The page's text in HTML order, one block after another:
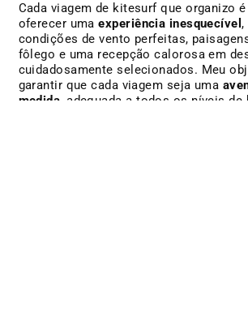
Cada viagem de kitesurf que organizo
oferecer umaexperiência inesquecível,
condições de vento perfeitas,
fôlego e uma recepção calorosa em
cuidadosamente selecionados. Meu
garantir que cada viagem seja uma
medida , adequada a todos os níveis de